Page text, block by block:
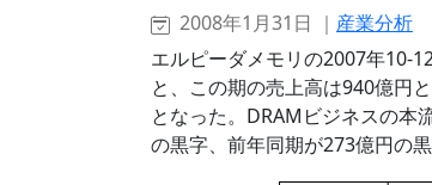
2008年1月31日 ｜ 産業分析
エルピーダメモリの2007年10-
と、この期の売上高は940億円
となった。DRAMビジネスの本
の黒字、前年同期が273億円の黒